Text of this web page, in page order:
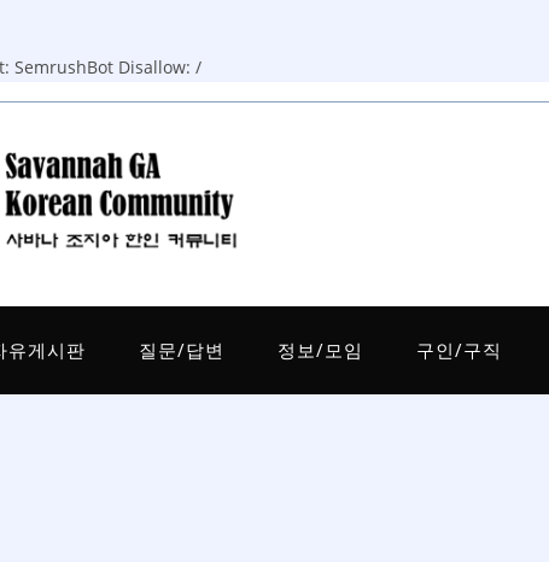
SemrushBot Disallow: /
유게시판 질문/답변 정보/모임 구인/구직